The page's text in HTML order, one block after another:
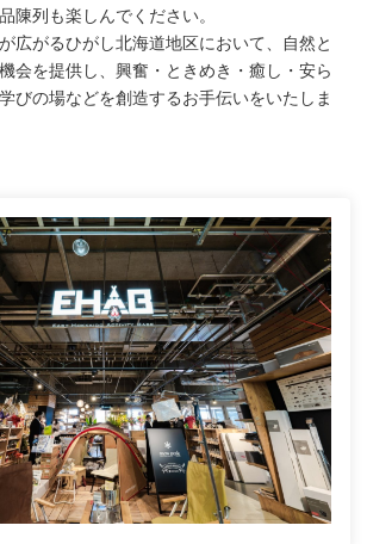
陳列も楽しんでください。
広がるひがし北海道地区において、自然と
会を提供し、興奮・ときめき・癒し・安ら
びの場などを創造するお手伝いをいたしま